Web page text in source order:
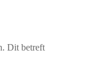
Dit betreft